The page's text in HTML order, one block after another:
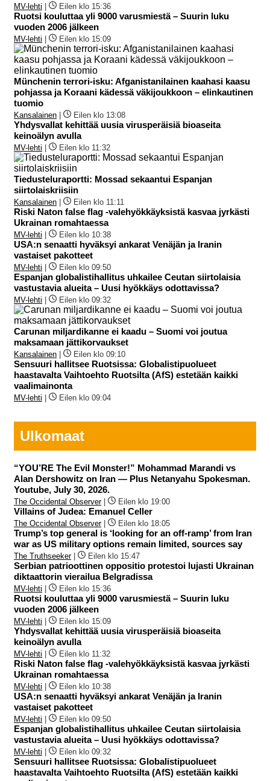
MV-lehti Eilen klo 15:36
Ruotsi kouluttaa yli 9000 varusmiestä – Suurin luku
vuoden 2006 jälkeen
MV-lehti Eilen klo 15:09
Münchenin terrori-isku: Afganistanilainen kaahasi kaasu
pohjassa ja Koraani kädessä väkijoukkoon – elinkautinen
tuomio
Kansalainen Eilen klo 13:08
Yhdysvallat kehittää uusia virusperäisiä bioaseita
keinoälyn avulla
MV-lehti Eilen klo 11:32
Tiedusteluraportti: Mossad sekaantui Espanjan
siirtolaiskriisiin
Kansalainen Eilen klo 11:11
Riski Naton false flag -valehyökkäyksistä kasvaa jyrkästi
Ukrainan romahtaessa
MV-lehti Eilen klo 10:38
USA:n senaatti hyväksyi ankarat Venäjän ja Iranin
vastaiset pakotteet
MV-lehti Eilen klo 09:50
Espanjan globalistihallitus uhkailee Ceutan siirtolaisia
vastustavia alueita – Uusi hyökkäys odottavissa?
MV-lehti Eilen klo 09:32
Carunan miljardikanne ei kaadu – Suomi voi joutua
maksamaan jättikorvaukset
Kansalainen Eilen klo 09:10
Sensuuri hallitsee Ruotsissa: Globalistipuolueet
haastavalta Vaihtoehto Ruotsilta (AfS) estetään kaikki
vaalimainonta
MV-lehti Eilen klo 09:04
Ulkomaat
“YOU’RE The Evil Monster!” Mohammad Marandi vs
Alan Dershowitz on Iran — Plus Netanyahu Spokesman.
Youtube, July 30, 2026.
The Occidental Observer| Eilen klo 19:00
Villains of Judea: Emanuel Celler
The Occidental Observer| Eilen klo 18:05
Trump’s top general is ‘looking for an off-ramp’ from Iran
war as US military options remain limited, sources say
The Truthseeker| Eilen klo 15:47
Serbian patrioottinen oppositio protestoi lujasti Ukrainan
diktaattorin vierailua Belgradissa
MV-lehti Eilen klo 15:36
Ruotsi kouluttaa yli 9000 varusmiestä – Suurin luku
vuoden 2006 jälkeen
MV-lehti Eilen klo 15:09
Yhdysvallat kehittää uusia virusperäisiä bioaseita
keinoälyn avulla
MV-lehti Eilen klo 11:32
Riski Naton false flag -valehyökkäyksistä kasvaa jyrkästi
Ukrainan romahtaessa
MV-lehti Eilen klo 10:38
USA:n senaatti hyväksyi ankarat Venäjän ja Iranin
vastaiset pakotteet
MV-lehti Eilen klo 09:50
Espanjan globalistihallitus uhkailee Ceutan siirtolaisia
vastustavia alueita – Uusi hyökkäys odottavissa?
MV-lehti Eilen klo 09:32
Sensuuri hallitsee Ruotsissa: Globalistipuolueet
haastavalta Vaihtoehto Ruotsilta (AfS) estetään kaikki